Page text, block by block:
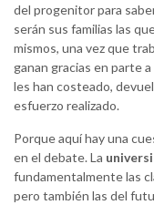
del progenitor para
serán sus familias las
mismos, una vez que
ganan gracias en parte
les han costeado,
esfuerzo realizado.
Porque aquí hay una
en el debate. La
fundamentalmente las
pero también las del